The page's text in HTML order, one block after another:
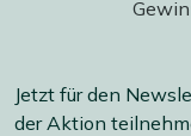
Jetzt für den
der Aktion